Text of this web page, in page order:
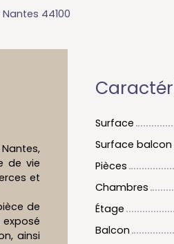
44100
de vie
et
de
ainsi
Surface
Surface balcon
Pièces
Chambres
Étage
Balcon